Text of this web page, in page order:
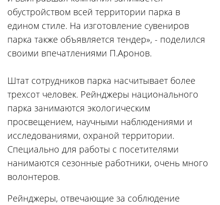
обустройством всей территории парка в
едином стиле. На изготовление сувениров
парка также объявляется тендер», - поделился
своими впечатлениями П.Аронов.
Штат сотрудников парка насчитывает более
трехсот человек. Рейнджеры национального
парка занимаются экологическим
просвещением, научными наблюдениями и
исследованиями, охраной территории.
Специально для работы с посетителями
нанимаются сезонные работники, очень много
волонтеров.
Рейнджеры, отвечающие за соблюдение